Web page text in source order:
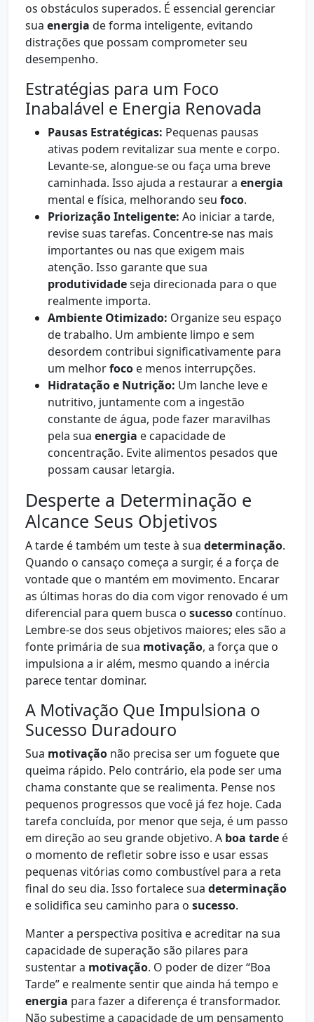
os obstáculos superados. É essencial gerenciar
sua energia de forma inteligente, evitando
distrações que possam comprometer seu
desempenho.
Estratégias para um Foco
Inabalável e Energia Renovada
Pausas Estratégicas: Pequenas pausas
ativas podem revitalizar sua mente e corpo.
Levante-se, alongue-se ou faça uma breve
caminhada. Isso ajuda a restaurar a energia
mental e física, melhorando seu foco.
Priorização Inteligente: Ao iniciar a tarde,
revise suas tarefas. Concentre-se nas mais
importantes ou nas que exigem mais
atenção. Isso garante que sua
produtividadeseja direcionada para o que
realmente importa.
Ambiente Otimizado: Organize seu espaço
de trabalho. Um ambiente limpo e sem
desordem contribui significativamente para
um melhorfoco e menos interrupções.
Hidratação e Nutrição: Um lanche leve e
nutritivo, juntamente com a ingestão
constante de água, pode fazer maravilhas
pela sua energia e capacidade de
concentração. Evite alimentos pesados que
possam causar letargia.
Desperte a Determinação e
Alcance Seus Objetivos
A tarde é também um teste à sua determinação.
Quando o cansaço começa a surgir, é a força de
vontade que o mantém em movimento. Encarar
as últimas horas do dia com vigor renovado é um
diferencial para quem busca o sucesso contínuo.
Lembre-se dos seus objetivos maiores; eles são a
fonte primária de sua motivação, a força que o
impulsiona a ir além, mesmo quando a inércia
parece tentar dominar.
A Motivação Que Impulsiona o
Sucesso Duradouro
Sua motivação não precisa ser um foguete que
queima rápido. Pelo contrário, ela pode ser uma
chama constante que se realimenta. Pense nos
pequenos progressos que você já fez hoje. Cada
tarefa concluída, por menor que seja, é um passo
em direção ao seu grande objetivo. A boa tarde é
o momento de refletir sobre isso e usar essas
pequenas vitórias como combustível para a reta
final do seu dia. Isso fortalece sua determinação
e solidifica seu caminho para o sucesso.
Manter a perspectiva positiva e acreditar na sua
capacidade de superação são pilares para
sustentar a motivação. O poder de dizer “Boa
Tarde” e realmente sentir que ainda há tempo e
energia para fazer a diferença é transformador.
Não subestime a capacidade de um pensamento